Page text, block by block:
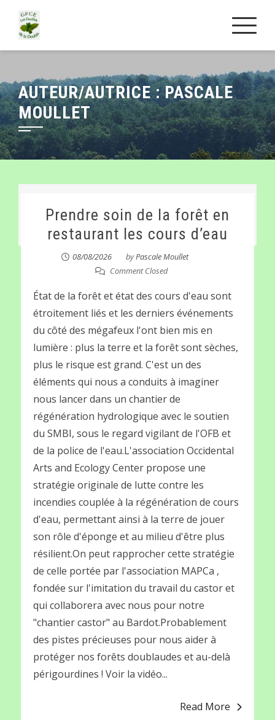
content
AUTEUR/AUTRICE :PASCALE
MOULLET
Prendre soin de la forêt en
restaurant les cours d’eau
08/08/2026 byPascale Moullet
Comment Closed
État de la forêt et état des cours d'eau sont
étroitement liés et les derniers événements
du côté des mégafeux l'ont bien mis en
lumière : plus la terre et la forêt sont sèches,
plus le risque est grand. C'est un des
éléments qui nous a conduits à imaginer
nous lancer dans un chantier de
régénération hydrologique avec le soutien
du SMBI, sous le regard vigilant de l'OFB et
de la police de l'eau.L'association Occidental
Arts and Ecology Center propose une
stratégie originale de lutte contre les
incendies couplée à la régénération de cours
d'eau, permettant ainsi à la terre de jouer
son rôle d'éponge et au milieu d'être plus
résilient.On peut rapprocher cette stratégie
de celle portée par l'association MAPCa ,
fondée sur l'imitation du travail du castor et
qui collaborera avec nous pour notre
"chantier castor" au Bardot.Probablement
des pistes précieuses pour nous aider à
protéger nos forêts doublaudes et au-delà
périgourdines ! Voir la vidéo...
Read More